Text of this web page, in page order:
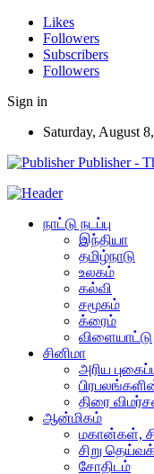
Likes
Followers
Subscribers
Followers
Sign in
Saturday, August
Publisher -
நாட்டு நடப்பு
இந்தியா
தமிழ்நாடு
உலகம்
கல்வி
சமூகம்
க்ரைம்
விளையாட்டு
சினிமா
அரிய
திரை
ஆன்மிகம்
மகான்கள்,
சிறு
சோதிடம்